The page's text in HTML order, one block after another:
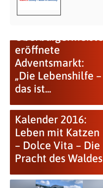
eröffnete
Adventsmarkt:
„Die Lebenshilfe –
das ist...
Kalender 2016:
Leben mit Katzen
– Dolce Vita – Die
Pracht des Waldes